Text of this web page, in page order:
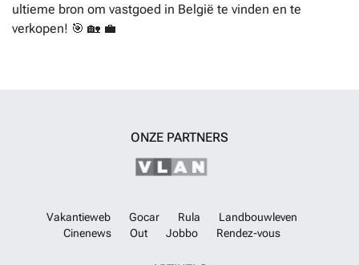
ultieme bron om vastgoed in België te vinden en te
verkopen! 🎯 🏡 💼
ONZE PARTNERS
Vakantieweb Gocar Rula
Landbouwleven
Cinenews
Out Jobbo Rendez-vous